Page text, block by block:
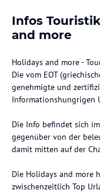
Infos
and more
Holidays and more -
Die vom EOT
genehmigte und
Informationshungrigen
Die Info befindet sich
gegenüber von der
damit mitten auf der
Die Holidays and
zwischenzeitlich Top